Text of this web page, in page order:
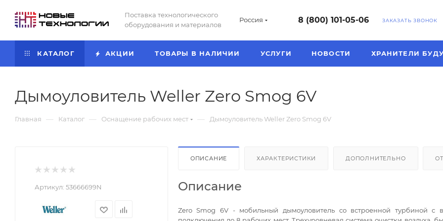
Поставка технологического
оборудования и материалов
Россия 8 (800) 101-05-06 ЗАКАЗАТЬ ЗВОНОК
КАТАЛОГ АКЦИИ ТОВАРЫ В НАЛИЧИИ УСЛУГИ НОВОСТИ ХРАНИТЕЛИ
Дымоуловитель Weller Zero Smog 6V
Главная — Каталог — Оснащение рабочих мест — Дымоуловитель Weller Zero Smog 6V
Артикул: 53666699N
ОПИСАНИЕ ХАРАКТЕРИСТИКИ ДОПОЛНИТЕЛЬНО
Описание
Zero Smog 6V - мобильный дымоуловитель со встроенной турбиной с